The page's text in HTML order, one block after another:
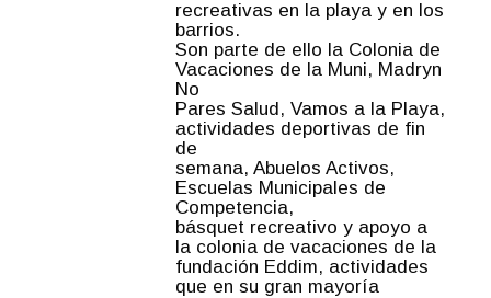
recreativas en la playa y en los
barrios.
Son parte de ello la Colonia de
Vacaciones de la Muni, Madryn
No
Pares Salud, Vamos a la Playa,
actividades deportivas de fin
de
semana, Abuelos Activos,
Escuelas Municipales de
Competencia,
básquet recreativo y apoyo a
la colonia de vacaciones de la
fundación Eddim, actividades
que en su gran mayoría